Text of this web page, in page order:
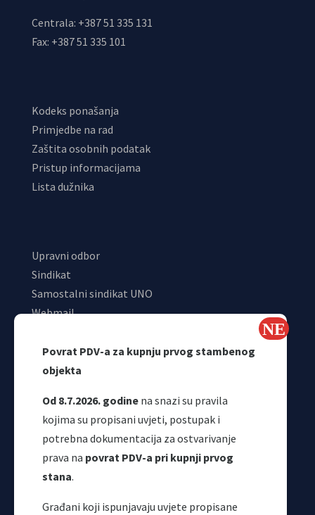
Povrat PDV-a za kupnju prvog stambenog
objekta
Od 8.7.2026. godine na snazi su pravila
kojima su propisani uvjeti, postupak i
potrebna dokumentacija za ostvarivanje
prava na povrat PDV-a pri kupnji prvog
stana.
Građani koji ispunjavaju uvjete propisane
Centrala: +387 51 335 131
Fax: +387 51 335 101
Kodeks ponašanja
Primjedbe na rad
Zaštita osobnih podatak
Pristup informacijama
Lista dužnika
Upravni odbor
Sindikat
Samostalni sindikat UNO
Webmail
Korisni linkovi